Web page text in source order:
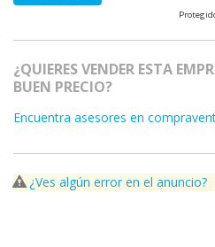
¿QUIERES VENDER ESTA
BUEN PRECIO?
Encuentra asesores en
¿Ves algún error en el anuncio?